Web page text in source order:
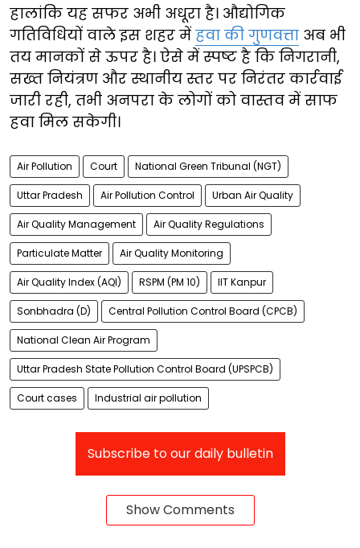
हालांकि यह सफर अभी अधूरा है। औद्योगिक
गतिविधियों वाले इस शहर में हवा की गुणवत्ता अब भी
तय मानकों से ऊपर है। ऐसे में स्पष्ट है कि निगरानी,
सख्त नियंत्रण और स्थानीय स्तर पर निरंतर कार्रवाई
जारी रही, तभी अनपरा के लोगों को वास्तव में साफ
हवा मिल सकेगी।
Air Pollution Court National Green Tribunal (NGT)
Uttar Pradesh Air Pollution Control Urban Air Quality
Air Quality Management Air Quality Regulations
Particulate Matter Air Quality Monitoring
Air Quality Index (AQI) RSPM (PM 10) IIT Kanpur
Sonbhadra (D) Central Pollution Control Board (CPCB)
National Clean Air Program
Uttar Pradesh State Pollution Control Board (UPSPCB)
Court cases Industrial air pollution
Subscribe to our daily bulletin
Show Comments